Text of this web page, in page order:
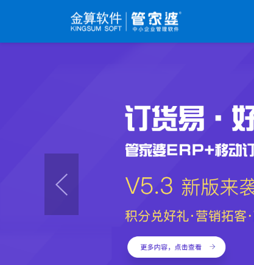
管家婆普及版
管家婆工贸M系列
管家婆工贸ERP
管家婆财贸C系列
管家婆财务版
管家婆分销ERP
管家婆分销ERP